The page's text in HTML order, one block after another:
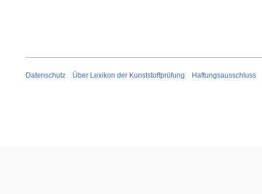
Datenschutz Über Lexikon der Kunststoffprüfung Haftungsausschluss